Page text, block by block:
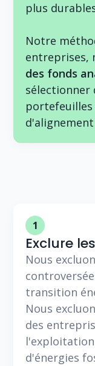
plus
Notre
entreprises,
des fonds
sélectionner
d'alignement
1
Exclure
Nous
transition
Nous
des
d'énergies